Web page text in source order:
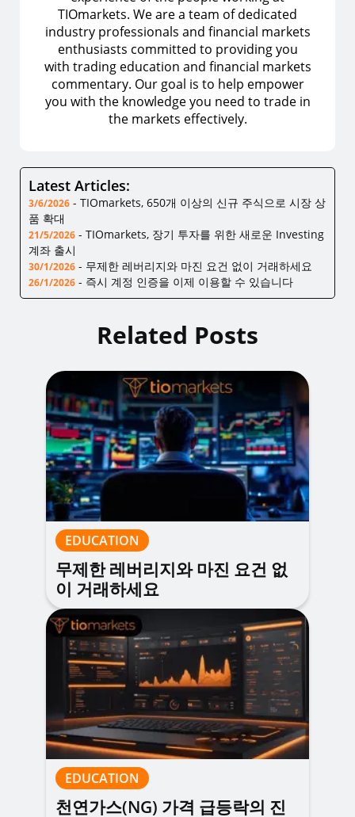
TIOmarkets. We are a team of dedicated
industry professionals and financial markets
enthusiasts committed to providing you
with trading education and financial markets
commentary. Our goal is to help empower
you with the knowledge you need to trade in
the markets effectively.
Latest Articles:
3/6/2026 - TIOmarkets, 650개 이상의 신규 주식으로 시장 상
품 확대
21/5/2026 - TIOmarkets, 장기 투자를 위한 새로운 Investing
계좌 출시
30/1/2026 - 무제한 레버리지와 마진 요건 없이 거래하세요
26/1/2026 - 즉시 계정 인증을 이제 이용할 수 있습니다
Related Posts
EDUCATION
무제한 레버리지와 마진 요건 없
이 거래하세요
EDUCATION
천연가스(NG) 가격 급등락의 진